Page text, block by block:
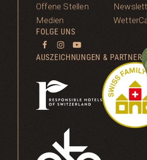
Offene Stellen
Medien
FOLGE UNS
AUSZEICHNUNGEN &